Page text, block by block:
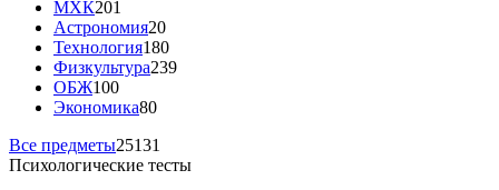
МХК201
Астрономия20
Технология180
Физкультура239
ОБЖ100
Экономика80
Все предметы25131
Психологические тесты